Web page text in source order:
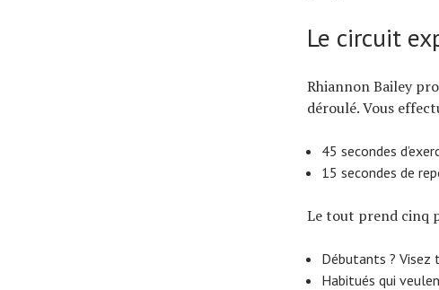
Le circuit
Rhiannon Bailey
déroulé. Vous
45 secondes
15 secondes de
Le tout prend cinq
Débutants ? Visez
Habitués qui